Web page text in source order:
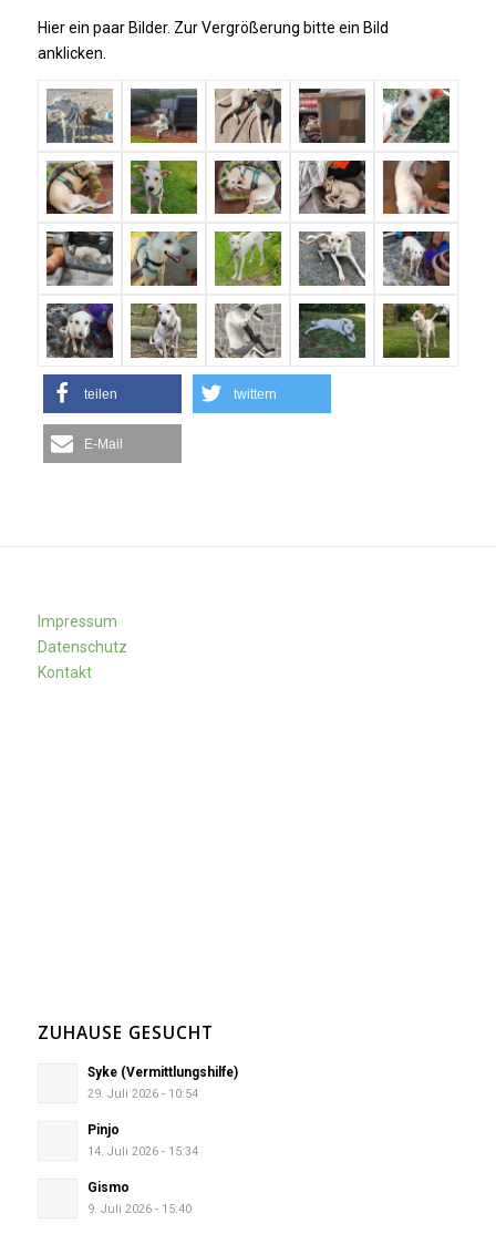
Hier ein paar Bilder. Zur Vergrößerung bitte ein Bild
anklicken.
teilen twittern
E-Mail
Impressum
Datenschutz
Kontakt
ZUHAUSE GESUCHT
Syke (Vermittlungshilfe)
29. Juli 2026 - 10:54
Pinjo
14. Juli 2026 - 15:34
Gismo
9. Juli 2026 - 15:40